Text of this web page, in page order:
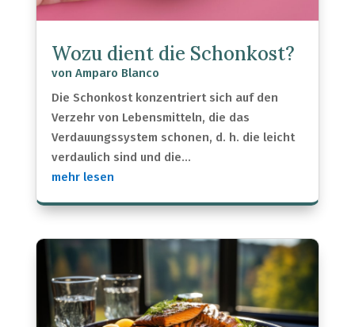
Wozu dient die Schonkost?
von Amparo Blanco
Die Schonkost konzentriert sich auf den
Verzehr von Lebensmitteln, die das
Verdauungssystem schonen, d. h. die leicht
verdaulich sind und die...
mehr lesen